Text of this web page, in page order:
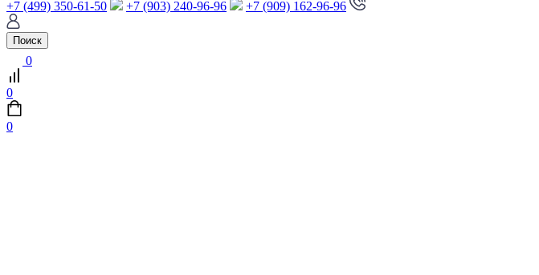
+7 (499) 350-61-50 +7 (903) 240-96-96 +7 (909) 162-96-96
Поиск
0
0
0